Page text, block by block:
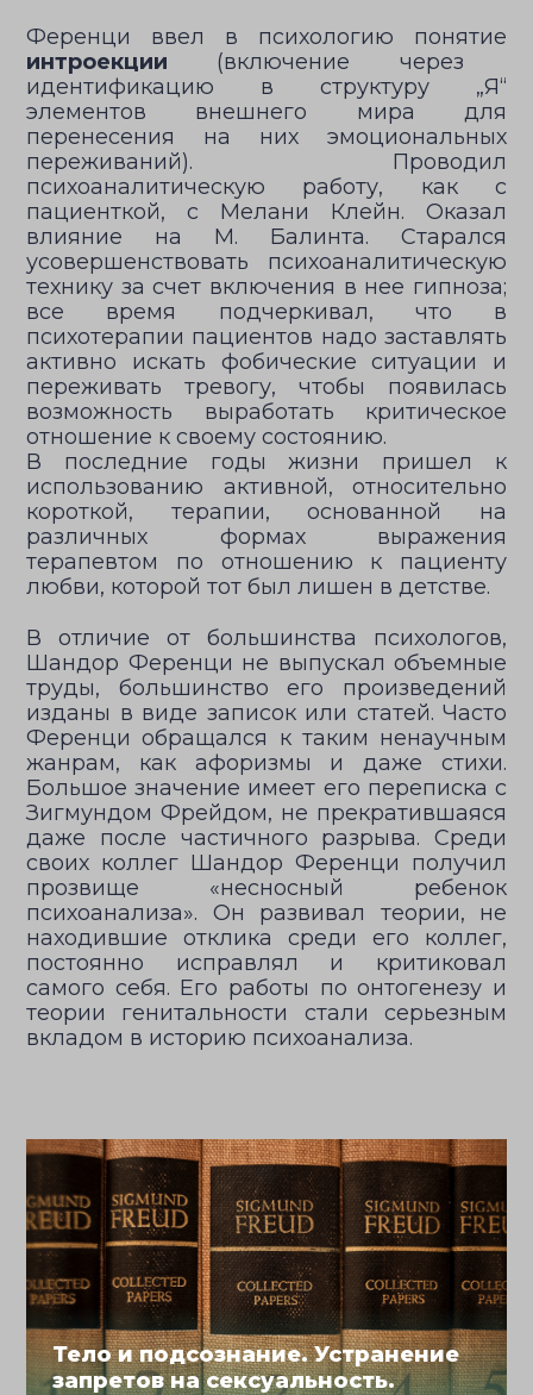
Ференци ввел в психологию понятие
интроекции (включение через
идентификацию в структуру „Я“
элементов внешнего мира для
перенесения на них эмоциональных
переживаний). Проводил
психоаналитическую работу, как с
пациенткой, с Мелани Клейн. Оказал
влияние на М. Балинта. Старался
усовершенствовать психоаналитическую
технику за счет включения в нее гипноза;
все время подчеркивал, что в
психотерапии пациентов надо заставлять
активно искать фобические ситуации и
переживать тревогу, чтобы появилась
возможность выработать критическое
отношение к своему состоянию.
В последние годы жизни пришел к
использованию активной, относительно
короткой, терапии, основанной на
различных формах выражения
терапевтом по отношению к пациенту
любви, которой тот был лишен в детстве.
В отличие от большинства психологов,
Шандор Ференци не выпускал объемные
труды, большинство его произведений
изданы в виде записок или статей. Часто
Ференци обращался к таким ненаучным
жанрам, как афоризмы и даже стихи.
Большое значение имеет его переписка с
Зигмундом Фрейдом, не прекратившаяся
даже после частичного разрыва. Среди
своих коллег Шандор Ференци получил
прозвище «несносный ребенок
психоанализа». Он развивал теории, не
находившие отклика среди его коллег,
постоянно исправлял и критиковал
самого себя. Его работы по онтогенезу и
теории генитальности стали серьезным
вкладом в историю психоанализа.
Тело и подсознание. Устранение
запретов на сексуальность.